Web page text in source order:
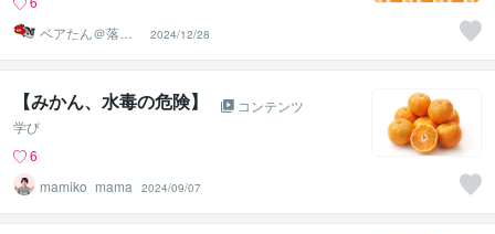
ベアたん＠落書
きイラストレー
ター
2024/12/28
【みかん、水毒の危険】
コンテンツ
学び
6
mamiko_mama
2024/09/07